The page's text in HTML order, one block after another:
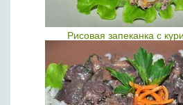
Рисовая запеканка с